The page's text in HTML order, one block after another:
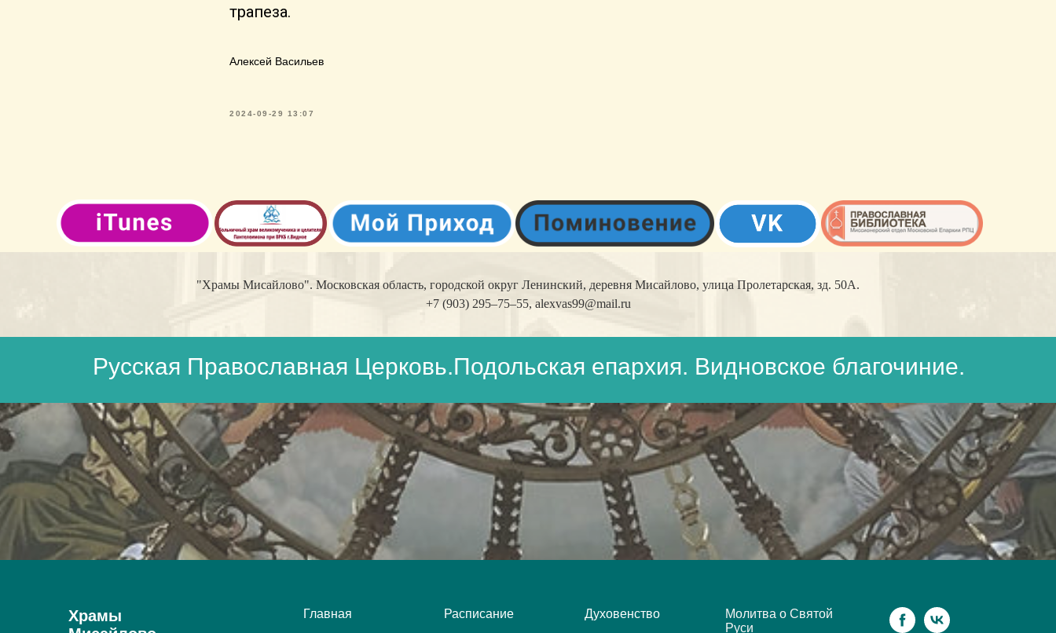
трапеза.
Алексей Васильев
2024-09-29 13:07
"Храмы Мисайлово". Московская область, городской округ Ленинский, деревня Мисайлово, улица Пролетарская, зд. 50А.
+7 (903) 295–75–55, alexvas99@mail.ru
Русская Православная Церковь.Подольская епархия. Видновское благочиние.
Храмы
Главная Расписание Духовенство
Молитва о Святой
Руси